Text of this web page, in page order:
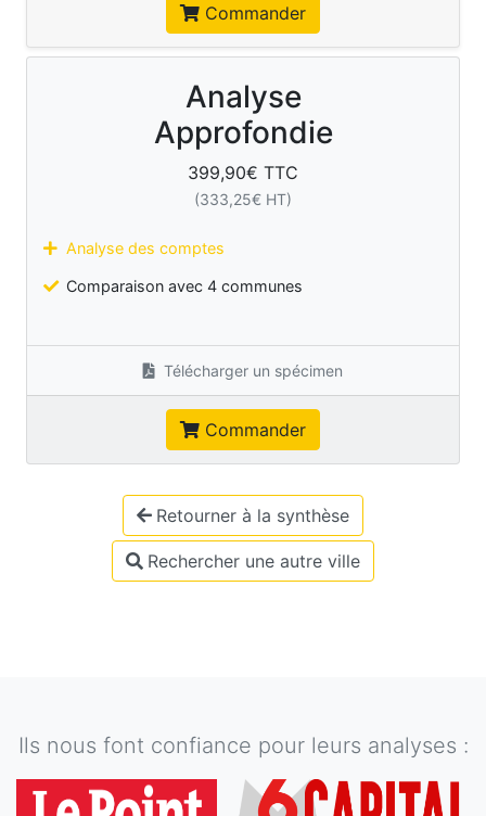
Commander
Analyse
Approfondie
399,90€ TTC
(333,25€ HT)
Analyse des comptes
Comparaison avec 4 communes
Télécharger un spécimen
Commander
Retourner à la synthèse
Rechercher une autre ville
Ils nous font confiance pour leurs analyses :